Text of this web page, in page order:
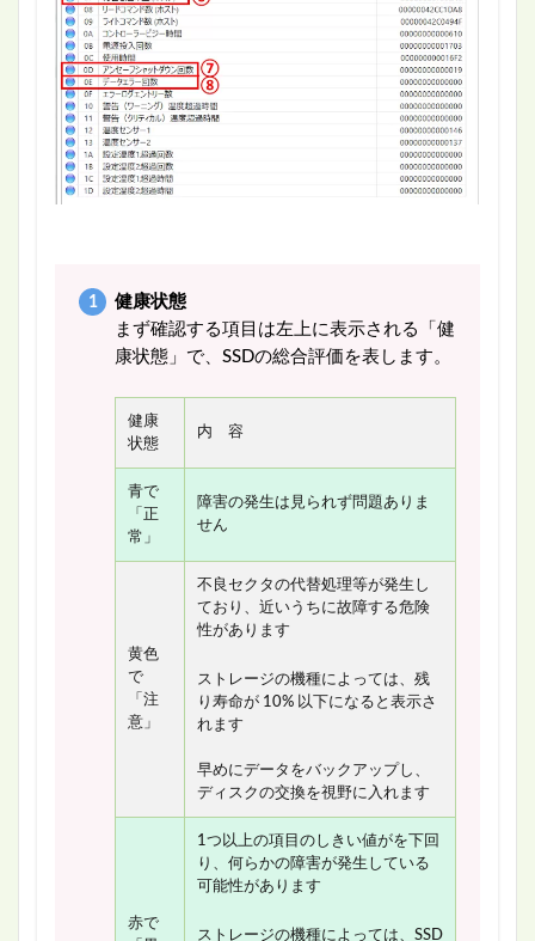
健康状態
まず確認する項目は左上に表示される「健
康状態」で、SSDの総合評価を表します。
健康
状態
内 容
青で
「正
常」
障害の発生は見られず問題ありま
せん
黄色
で
「注
意」
不良セクタの代替処理等が発生し
ており、近いうちに故障する危険
性があります
ストレージの機種によっては、残
り寿命が 10% 以下になると表示さ
れます
早めにデータをバックアップし、
ディスクの交換を視野に入れます
赤で
1つ以上の項目のしきい値がを下回
り、何らかの障害が発生している
可能性があります
ストレージの機種によっては、SSD